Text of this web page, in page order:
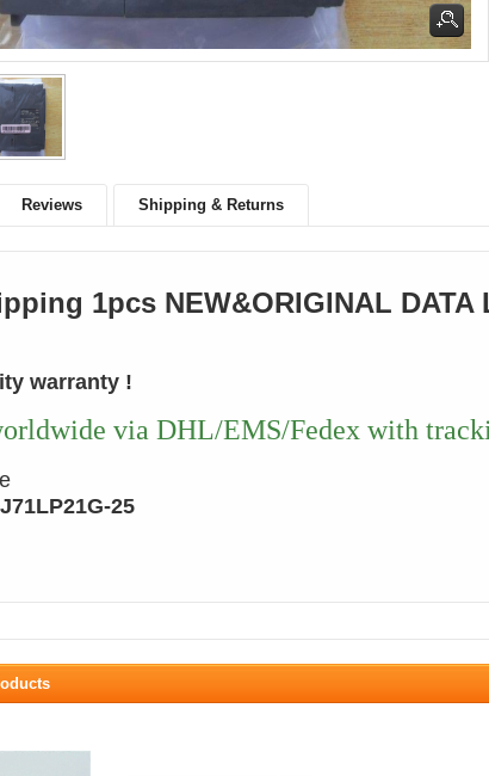
Reviews Shipping & Returns
1pcs NEW&ORIGINAL DATA
warranty !
via DHL/EMS/Fedex with
25